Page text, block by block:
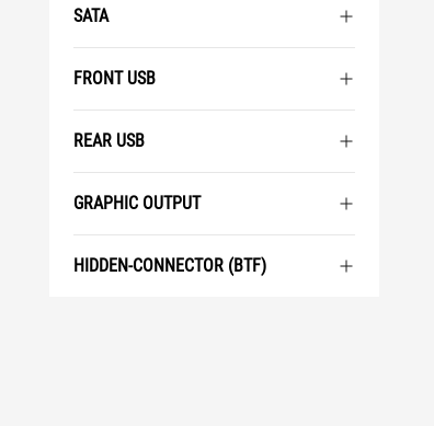
SATA
FRONT USB
REAR USB
GRAPHIC OUTPUT
HIDDEN-CONNECTOR (BTF)